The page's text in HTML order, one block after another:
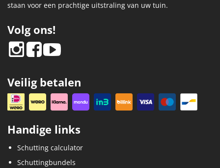
staan voor een prachtige uitstraling van uw tuin.
Volg ons!
Veilig betalen
Handige links
Schutting calculator
Schuttingbundels